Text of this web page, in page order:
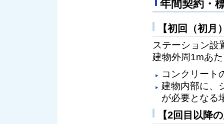
年間契約・
【初回（初月
ステーション設
建物外周1mあ
コンクリート
建物内部に、
が必要となる
【2回目以降